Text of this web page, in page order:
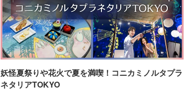
妖怪夏祭りや花火で夏を満喫！コニカミノルタプラ
ネタリアTOKYO